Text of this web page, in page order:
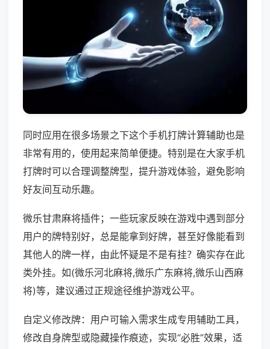
同时应用在很多场景之下这个手机打牌计算辅助也是
非常有用的，使用起来简单便捷。特别是在大家手机
打牌时可以合理调整牌型，提升游戏体验，避免影响
好友间互动乐趣。
微乐甘肃麻将插件；一些玩家反映在游戏中遇到部分
用户的牌特别好，总是能拿到好牌，甚至好像能看到
其他人的牌一样，由此怀疑是不是有挂？确实存在此
类外挂。如(微乐河北麻将,微乐广东麻将,微乐山西麻
将)等，建议通过正规途径维护游戏公平。
自定义修改牌：用户可输入需求生成专用辅助工具，
修改自身牌型或隐藏操作痕迹，实现“必胜”效果，适